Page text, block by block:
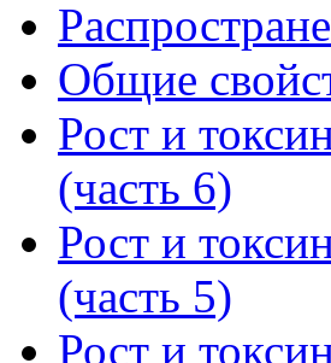
Общие
Рост и
(часть 6)
Рост и
(часть 5)
Рост и